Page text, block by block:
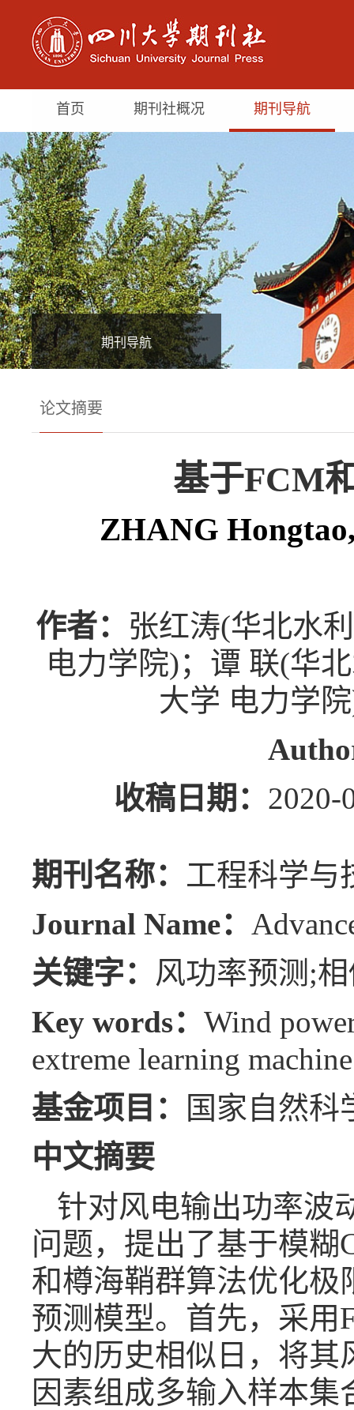
首页 期刊社概况 期刊导航
期刊导航
论文摘要
基于FCM
ZHANG
作者： 张红涛(华北水
电力学院)；谭 联(华
大学 电力学
收稿日期：
期刊名称： 工程科学与
Journal Name：
关键字： 风功率预测;
Key words： Wind
extreme learning machine
基金项目：
国家自然科
中文摘要
针对风电输出功率波
问题，提出了基于模糊
和樽海鞘群算法优化极
预测模型。首先，采用
大的历史相似日，将
因素组成多输入样本